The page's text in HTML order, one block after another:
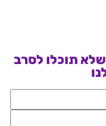
תוכלו לסרב